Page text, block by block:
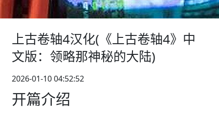
上古卷轴4汉化(《上古卷轴4》中
文版：领略那神秘的大陆)
2026-01-10 04:52:52
开篇介绍